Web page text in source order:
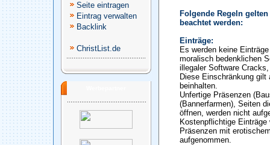
Seite eintragen
Eintrag verwalten
Backlink
ChristList.de
Folgende Regeln
beachtet werden:
Einträge:
Es werden keine
moralisch bedenklichen
illegaler Software
Diese Einschränkung
beinhalten.
Unfertige Präsenzen
(Bannerfarmen), Seiten
öffnen, werden nicht
Kostenpflichtige
Präsenzen mit
aufgenommen.